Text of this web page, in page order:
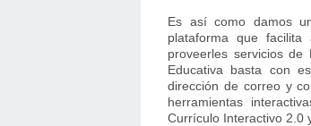
Es así como damos
plataforma que
proveerles servicios
Educativa basta con
dirección de correo y
herramientas
Currículo Interactivo 2.0